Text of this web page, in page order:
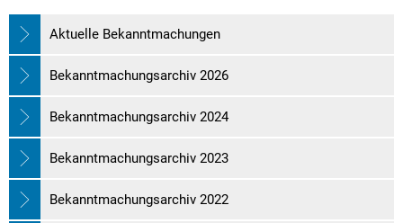
Aktuelle Bekanntmachungen
Bekanntmachungsarchiv 2026
Bekanntmachungsarchiv 2024
Bekanntmachungsarchiv 2023
Bekanntmachungsarchiv 2022